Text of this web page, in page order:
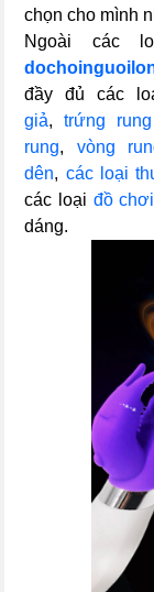
chọn cho mình
Ngoài các
đầy đủ các
giả,trứng
rung, vòng
dên, các loại
các loại đồ
dáng.